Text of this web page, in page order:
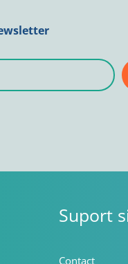
Suport
Contact